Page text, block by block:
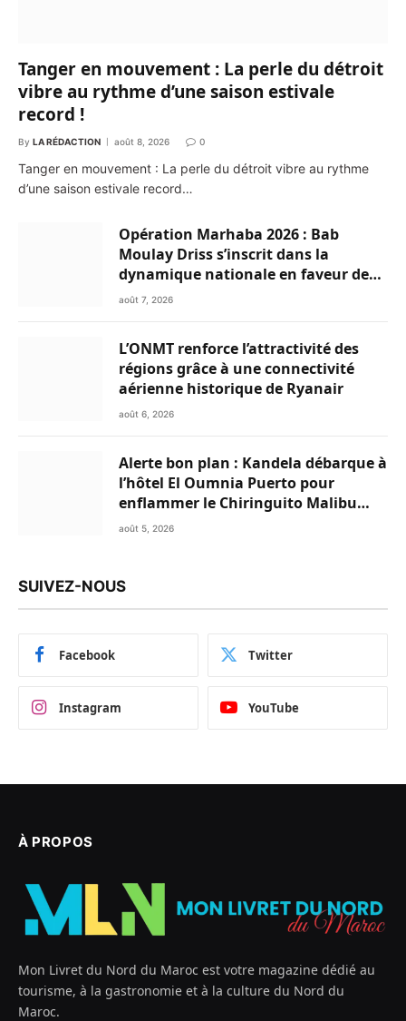
Tanger en mouvement : La perle du détroit
vibre au rythme d’une saison estivale
record !
By LA RÉDACTION août 8, 2026 0
Tanger en mouvement : La perle du détroit vibre au rythme
d’une saison estivale record…
Opération Marhaba 2026 : Bab
Moulay Driss s’inscrit dans la
dynamique nationale en faveur des
Marocains du Monde
août 7, 2026
L’ONMT renforce l’attractivité des
régions grâce à une connectivité
aérienne historique de Ryanair
août 6, 2026
Alerte bon plan : Kandela débarque à
l’hôtel El Oumnia Puerto pour
enflammer le Chiringuito Malibu
Club
août 5, 2026
SUIVEZ-NOUS
Facebook Twitter
Instagram YouTube
À PROPOS
Mon Livret du Nord du Maroc est votre magazine dédié au
tourisme, à la gastronomie et à la culture du Nord du
Maroc.